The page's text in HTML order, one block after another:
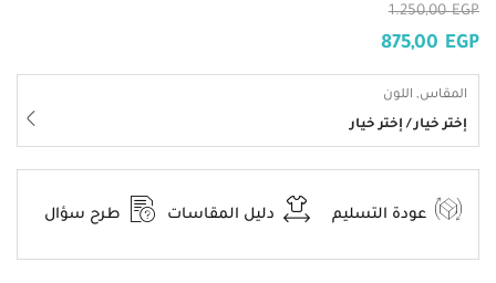
1.250,00EGP
875,00 EGP
المقاس, اللون
إختر خيار / إختر خيار
عودة التسليم دليل المقاسات طرح سؤال